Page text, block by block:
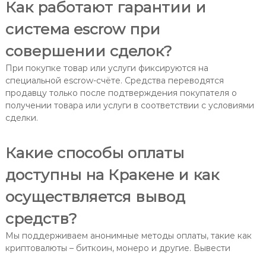
Как работают гарантии и
система escrow при
совершении сделок?
При покупке товар или услуги фиксируются на
специальной escrow-счёте. Средства переводятся
продавцу только после подтверждения покупателя о
получении товара или услуги в соответствии с условиями
сделки.
Какие способы оплаты
доступны на Кракене и как
осуществляется вывод
средств?
Мы поддерживаем анонимные методы оплаты, такие как
криптовалюты – биткоин, монеро и другие. Вывести